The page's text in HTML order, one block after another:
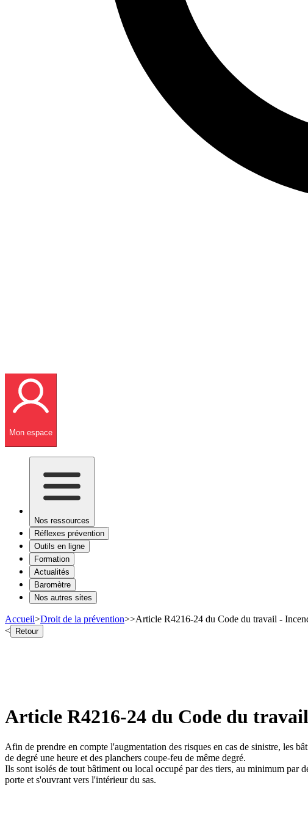
Mon espace
Nos ressources
Réflexes prévention
Outils en ligne
Formation
Actualités
Baromètre
Nos autres sites
Accueil>Droit de la prévention>>Article R4216-24 du Code du travail -
< Retour
Article R4216-24 du Code du
Afin de prendre en compte l'augmentation des risques en cas de sinistre, les
de degré une heure et des planchers coupe-feu de même degré.
Ils sont isolés de tout bâtiment ou local occupé par des tiers, au minimum par
porte et s'ouvrant vers l'intérieur du sas.